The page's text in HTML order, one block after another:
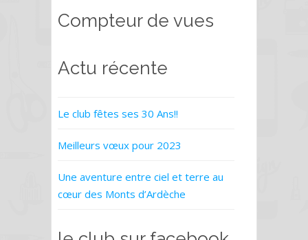
Compteur de vues
Actu récente
Le club fêtes ses 30 Ans!!
Meilleurs vœux pour 2023
Une aventure entre ciel et terre au
cœur des Monts d’Ardèche